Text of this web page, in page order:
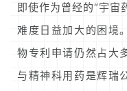
即使作为曾经的“宇宙
难度日益加大的困境
物专利申请仍然占大
与精神科用药是辉瑞